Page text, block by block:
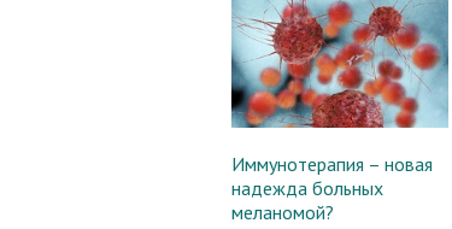
Иммунотерапия – новая
надежда больных
меланомой?